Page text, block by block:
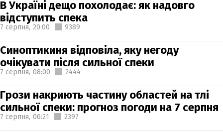
В Україні дещо похолодає: як надовго
відступить спека
7 серпня, 20:00 9389
Синоптикиня відповіла, яку негоду
очікувати після сильної спеки
7 серпня, 08:00 2444
Грози накриють частину областей на тлі
сильної спеки: прогноз погоди на 7 серпня
7 серпня, 06:21 2397